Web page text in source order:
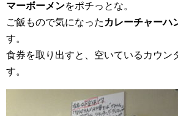
マーボーメンをポチっとな。
ご飯もので気になった カレーチャーハ
す。
食券を取り出すと、空いているカウン
す。